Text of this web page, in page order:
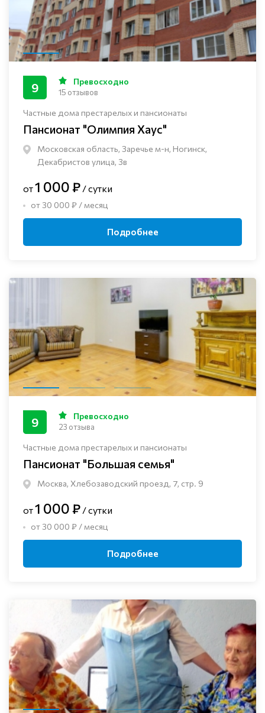
Частные дома престарелых и пансионаты
Пансионат "Олимпия Хаус"
Московская область, Заречье м-н, Ногинск, ​
Декабристов улица, 3в
9 Превосходно
15 отзывов
от1 000 ₽ / сутки
от 30 000 ₽ / месяц
Подробнее
Частные дома престарелых и пансионаты
Пансионат "Большая семья"
Москва, Хлебозаводский проезд, 7, стр. 9
9 Превосходно
23 отзыва
от1 000 ₽ / сутки
от 30 000 ₽ / месяц
Подробнее